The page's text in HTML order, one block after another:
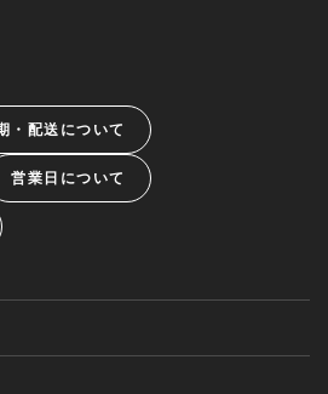
・配送について
営業日について